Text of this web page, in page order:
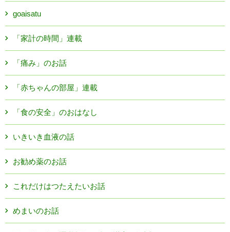
goaisatu
「家計の時間」連載
「痛み」のお話
「赤ちゃんの部屋」連載
「食の安全」のおはなし
いきいき血液の話
お勧め薬のお話
これだけはつたえたいお話
めまいのお話